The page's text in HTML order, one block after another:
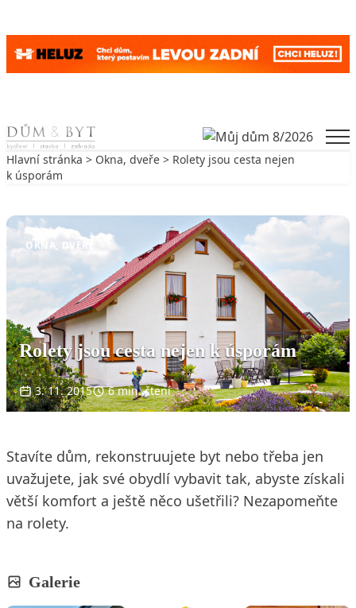
Skip to content
Hlavní stránka > Okna, dveře > Rolety jsou cesta nejen
k úsporám
OKNA, DVEŘE
Rolety jsou cesta nejen k úsporám
3. 11. 2015 6 min. čtení
Stavíte dům, rekonstruujete byt nebo třeba jen
uvažujete, jak své obydlí vybavit tak, abyste získali
větší komfort a ještě něco ušetřili? Nezapomeňte
na rolety.
Galerie